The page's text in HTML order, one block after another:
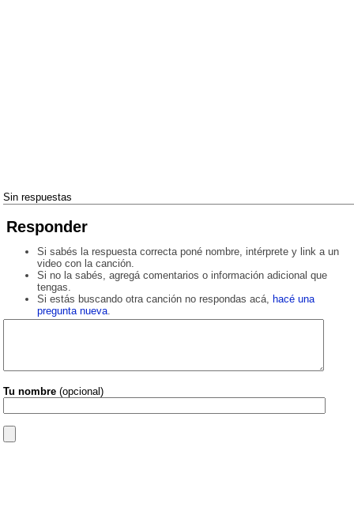
Sin respuestas
Responder
Si sabés la respuesta correcta poné nombre, intérprete y link a un
video con la canción.
Si no la sabés, agregá comentarios o información adicional que
tengas.
Si estás buscando otra canción no respondas acá, hacé una
pregunta nueva.
Tu nombre (opcional)